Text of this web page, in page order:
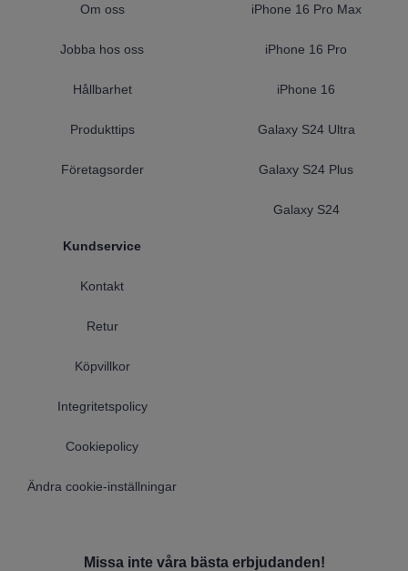
Om oss
Jobba hos oss
Hållbarhet
Produkttips
Företagsorder
Kundservice
Kontakt
Retur
Köpvillkor
Integritetspolicy
Cookiepolicy
Ändra cookie-inställningar
iPhone 16 Pro Max
iPhone 16 Pro
iPhone 16
Galaxy S24 Ultra
Galaxy S24 Plus
Galaxy S24
Missa inte våra bästa erbjudanden!